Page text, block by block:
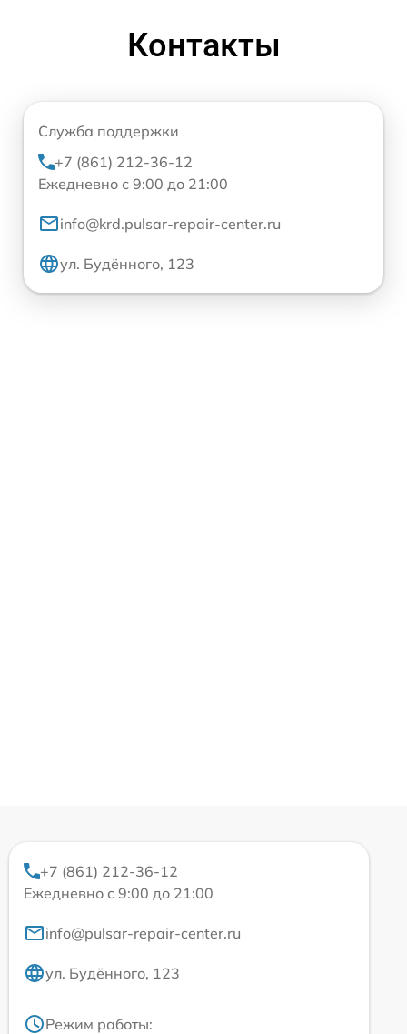
Контакты
Служба поддержки
+7 (861) 212-36-12
Ежедневно с 9:00 до 21:00
info@krd.pulsar-repair-center.ru
ул. Будённого, 123
+7 (861) 212-36-12
Ежедневно с 9:00 до 21:00
info@pulsar-repair-center.ru
ул. Будённого, 123
Режим работы: